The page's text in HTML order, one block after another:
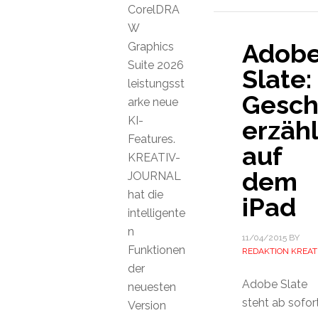
Slate:
auf
dem
iPad
11/04/2015BY
REDAKTION
Adobe Slate
steht ab
CorelDRA
W
Graphics
Suite 2026
leistungsst
arke neue
KI-
Features.
KREATIV-
JOURNAL
hat die
intelligente
n
Funktionen
der
neuesten
Version